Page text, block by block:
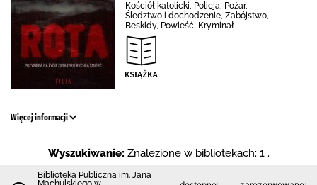
Kościół katolicki, Policja, Pożar,
Śledztwo i dochodzenie, Zabójstwo,
Beskidy, Powieść, Kryminał
Więcej informacji
Wyszukiwanie: Znalezione w bibliotekach: 1 .
Biblioteka Publiczna im. Jana